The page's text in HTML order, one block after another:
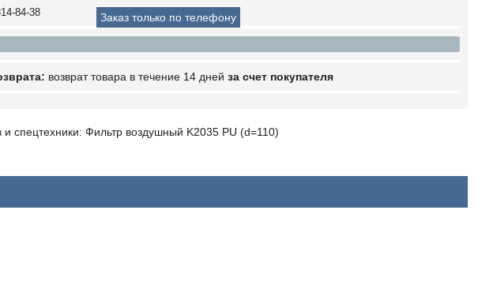
84-38 Заказ только по телефону
возврат товара в течение 14 дней за счет покупателя
спецтехники: Фильтр воздушный K2035 PU (d=110)